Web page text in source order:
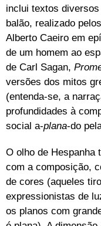
inclui textos
balão, realizado
Alberto Caeiro em
de um homem ao
de Carl Sagan,
versões dos mitos
(entenda-se, a
profundidades à
social a-plana-do
O olho de Hespanha
com a composição,
de cores (aqueles
expressionistas de
os planos com